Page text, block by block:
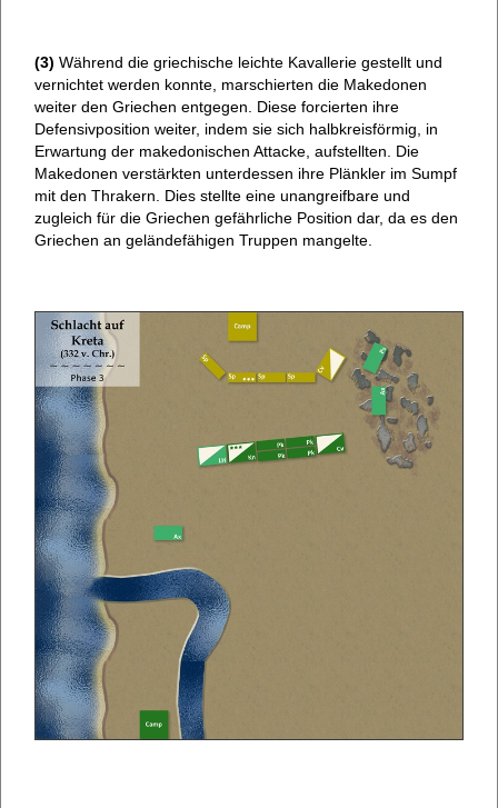
(3) Während die griechische leichte Kavallerie gestellt und
vernichtet werden konnte, marschierten die Makedonen
weiter den Griechen entgegen. Diese forcierten ihre
Defensivposition weiter, indem sie sich halbkreisförmig, in
Erwartung der makedonischen Attacke, aufstellten. Die
Makedonen verstärkten unterdessen ihre Plänkler im Sumpf
mit den Thrakern. Dies stellte eine unangreifbare und
zugleich für die Griechen gefährliche Position dar, da es den
Griechen an geländefähigen Truppen mangelte.